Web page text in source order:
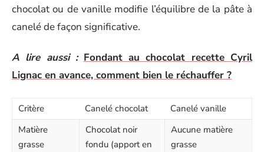
chocolat ou de vanille modifie l’équilibre de la pâte à
canelé de façon significative.
A lire aussi : Fondant au chocolat recette Cyril
Lignac en avance, comment bien le réchauffer ?
Critère Canelé chocolat
Canelé vanille
Matière
grasse
Chocolat noir
fondu (apport en
Aucune matière
grasse